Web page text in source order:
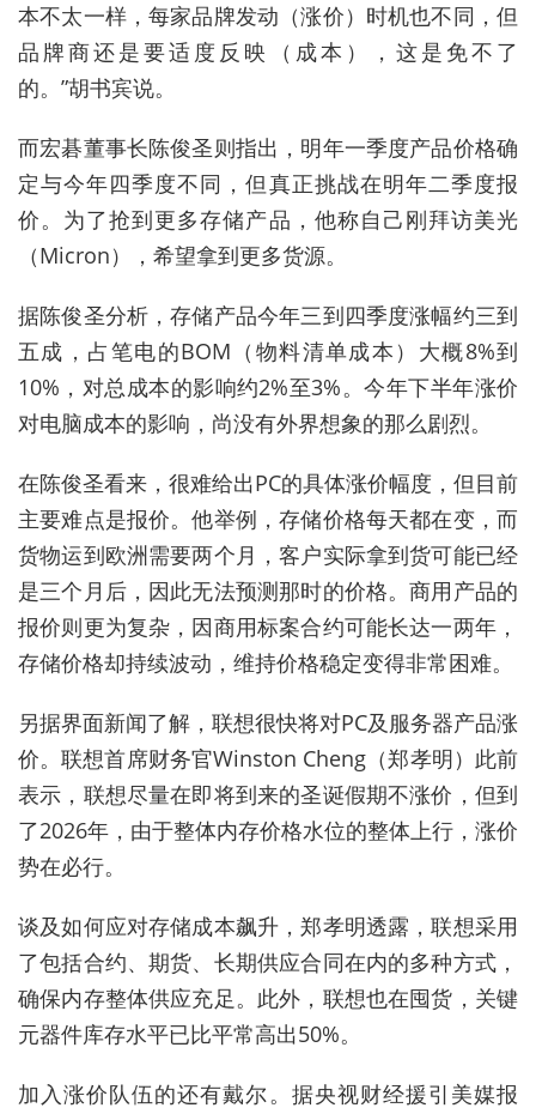
本不太一样，每家品牌发动（涨价）时机也不同，但
品牌商还是要适度反映（成本），这是免不了
的。”胡书宾说。
而宏碁董事长陈俊圣则指出，明年一季度产品价格确
定与今年四季度不同，但真正挑战在明年二季度报
价。为了抢到更多存储产品，他称自己刚拜访美光
（Micron），希望拿到更多货源。
据陈俊圣分析，存储产品今年三到四季度涨幅约三到
五成，占笔电的BOM（物料清单成本）大概8%到
10%，对总成本的影响约2%至3%。今年下半年涨价
对电脑成本的影响，尚没有外界想象的那么剧烈。
在陈俊圣看来，很难给出PC的具体涨价幅度，但目前
主要难点是报价。他举例，存储价格每天都在变，而
货物运到欧洲需要两个月，客户实际拿到货可能已经
是三个月后，因此无法预测那时的价格。商用产品的
报价则更为复杂，因商用标案合约可能长达一两年，
存储价格却持续波动，维持价格稳定变得非常困难。
另据界面新闻了解，联想很快将对PC及服务器产品涨
价。联想首席财务官Winston Cheng（郑孝明）此前
表示，联想尽量在即将到来的圣诞假期不涨价，但到
了2026年，由于整体内存价格水位的整体上行，涨价
势在必行。
谈及如何应对存储成本飙升，郑孝明透露，联想采用
了包括合约、期货、长期供应合同在内的多种方式，
确保内存整体供应充足。此外，联想也在囤货，关键
元器件库存水平已比平常高出50%。
加入涨价队伍的还有戴尔。据央视财经援引美媒报